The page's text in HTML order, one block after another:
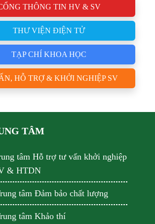
THÔNG TIN HV & SV
THƯ VIỆN ĐIỆN TỬ
TẠP CHÍ KHOA HỌC
HỖ TRỢ & KHỞI NGHIỆP SV
TÂM
tâm Hỗ trợ tư vấn khởi nghiệp
& HTDN
tâm Đảm bảo chất lượng
tâm Khảo thí